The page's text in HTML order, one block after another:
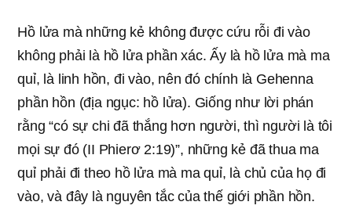
Hồ lửa mà những kẻ không được cứu rỗi đi vào
không phải là hồ lửa phần xác. Ấy là hồ lửa mà ma
quỉ, là linh hồn, đi vào, nên đó chính là Gehenna
phần hồn (địa ngục: hồ lửa). Giống như lời phán
rằng “có sự chi đã thắng hơn người, thì người là tôi
mọi sự đó (II Phierơ 2:19)”, những kẻ đã thua ma
quỉ phải đi theo hồ lửa mà ma quỉ, là chủ của họ đi
vào, và đây là nguyên tắc của thế giới phần hồn.